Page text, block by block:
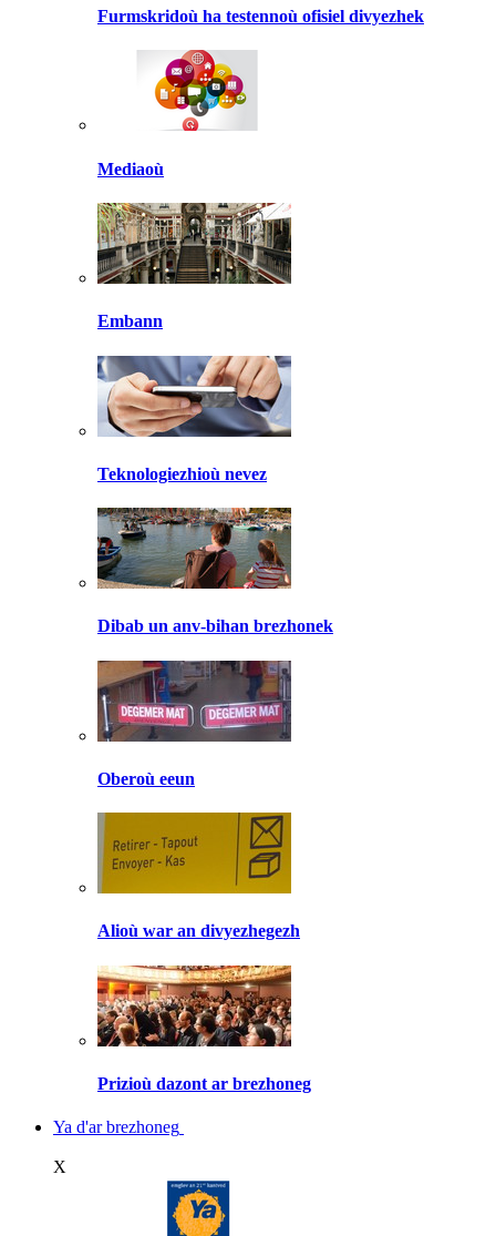
Furmskridoù ha testennoù ofisiel divyezhek
Mediaoù
Embann
Teknologiezhioù nevez
Dibab un anv-bihan brezhonek
Oberoù eeun
Alioù war an divyezhegezh
Prizioù dazont ar brezhoneg
Ya d'ar brezhoneg
X